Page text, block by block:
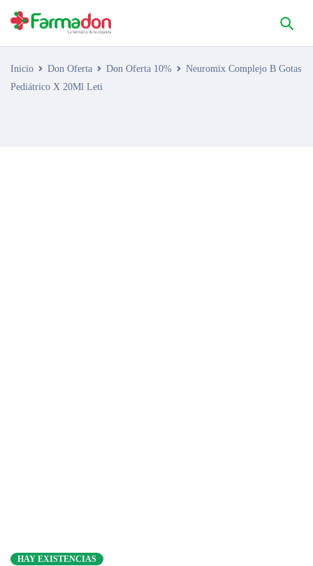
Inicio Don Oferta Don Oferta 10%
Neuromix Complejo B Gotas
Pediátrico X 20Ml Leti
HAY EXISTENCIAS